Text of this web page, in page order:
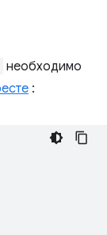
необходимо
: